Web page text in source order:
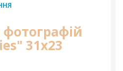
31х23